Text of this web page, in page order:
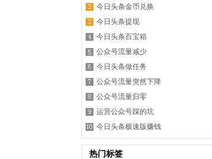
今日头条金币兑换
今日头条提现
今日头条百宝箱
公众号流量减少
今日头条做任务
公众号流量突然下降
公众号流量归零
运营公众号踩的坑
今日头条极速版赚钱
热门标签